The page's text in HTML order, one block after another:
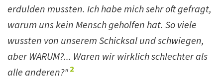
erdulden mussten. Ich habe mich sehr oft gefragt,
warum uns kein Mensch geholfen hat. So viele
wussten von unserem Schicksal und schwiegen,
aber WARUM?... Waren wir wirklich schlechter als
alle anderen?" 2